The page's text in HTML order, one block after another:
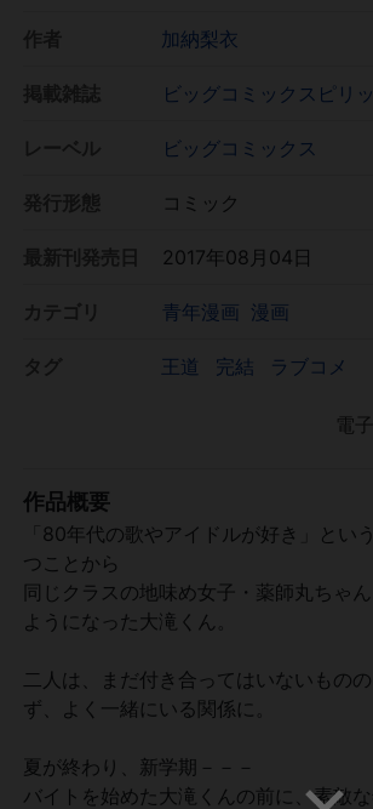
加納梨衣
ビッグコミックスピリ
ビッグコミックス
コミック
2017年08月04日
青年漫画 漫画
王道 完結 ラブコメ
電
作品概要
「80年代の歌やアイドルが好き」とい
つことから
同じクラスの地味め女子・薬師丸ちゃ
ようになった大滝くん。
二人は、まだ付き合ってはいないもの
ず、よく一緒にいる関係に。
夏が終わり、新学期－－－
バイトを始めた大滝くんの前に、素敵な